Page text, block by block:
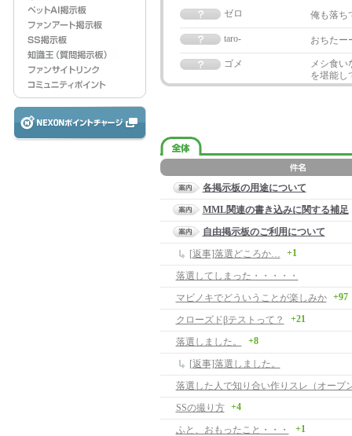
ゼロ 俺も落
taro- おちたー
ゴメ
メシ食い
を堪能し
各掲示板の用途について
MML関連の書き込みに関する補足
自由掲示板のご利用について
[返事]落選どころか…
+1
落選してしまった・・・・・
マビノキでどういうことが楽しみか
+97
クローズドβテストって？ +21
落選しました。 +8
[返事]落選しました。
SSの撮り方 +4
ふと、おもったこと・・・ +1